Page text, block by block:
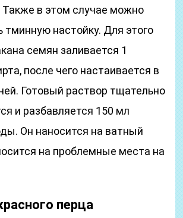
Также в этом случае можно
тминную настойку. Для этого
семян заливается 1
после чего настаивается в
Готовый раствор тщательно
и разбавляется 150 мл
Он наносится на ватный
на проблемные места на
перца